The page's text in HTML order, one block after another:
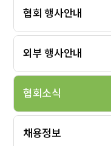
협회 행사안내
외부 행사안내
협회소식
채용정보